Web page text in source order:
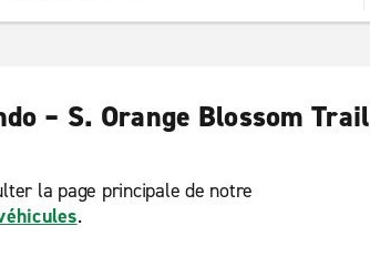
– S. Orange Blossom Trail
la page principale de notre
.